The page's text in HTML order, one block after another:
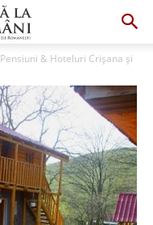
Pensiuni & Hoteluri Crișana și